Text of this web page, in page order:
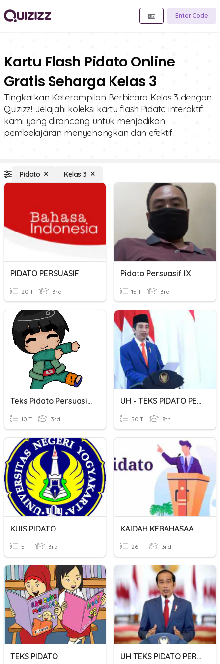
Enter Code
Kartu Flash Pidato Online
Gratis Seharga Kelas 3
Tingkatkan Keterampilan Berbicara Kelas 3 dengan
Quizizz! Jelajahi koleksi kartu flash Pidato interaktif
kami yang dirancang untuk menjadikan
pembelajaran menyenangkan dan efektif.
Pidato Kelas 3
PIDATO PERSUASIF
20 T 3rd
Pidato Persuasif IX
15 T 3rd
Teks Pidato Persuasif IX
10 T 3rd
UH - TEKS PIDATO PERSUASIF
50 T 8th
KUIS PIDATO
5 T 3rd
KAIDAH KEBAHASAAN TEKS PIDATO PERSUASIF
26 T 3rd
TEKS PIDATO UH TEKS PIDATO PERSUASIF